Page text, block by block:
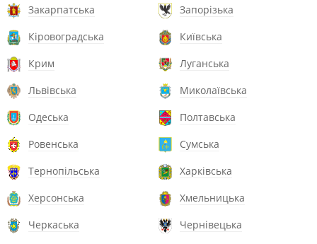
Закарпатська
Запорізька
Кіровоградська
Київська
Крим
Луганська
Львівська
Миколаївська
Одеська
Полтавська
Ровенська
Сумська
Тернопільська
Харківська
Херсонська
Хмельницька
Черкаська
Чернівецька